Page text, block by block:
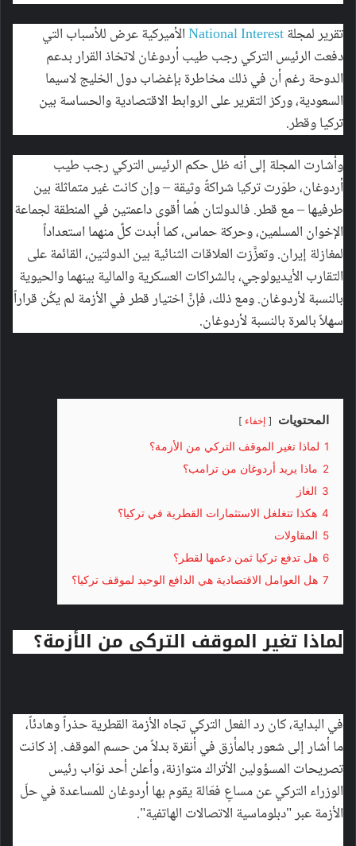
تقرير لمجلةNational Interestالأميركية عرض للأسباب التي
دفعت الرئيس التركي رجب طيب أردوغان لاتخاذ القرار بدعم
الدوحة رغم أن في ذلك مخاطرة بإغضاب دول الخليج لاسيما
السعودية، وركز التقرير على الروابط الاقتصادية والحساسة بين
تركيا وقطر.
وأشارت المجلة إلى أنه ظل حكم الرئيس التركي رجب طيب
أردوغان، طوّرت تركيا شراكةً وثيقة – وإن كانت غير متماثلة بين
طرفيها – مع قطر. فالدولتان هُما أقوى داعمتين في المنطقة لجماعة
الإخوان المسلمين، وحركة حماس، كما أبدت كلٌ منهما استعداداً
لمغازلة إيران. وتعزَّزت العلاقات الثنائية بين الدولتين، القائمة على
التقارب الأيديولوجي، بالشراكات العسكرية والمالية بينهما والحيوية
بالنسبة لأردوغان. ومع ذلك، فإنَّ اختيار قطر في الأزمة لم يكُن قراراً
سهلاً بالمرة بالنسبة لأردوغان.
المحتويات إخفاء
1 لماذا تغير الموقف التركي من الأزمة؟
2 ماذا يريد أردوغان من ترامب؟
3 الغاز
4 هكذا تتغلغل الاستثمارات القطرية في تركيا؟
5 المقاولات
6 هل تدفع تركيا ثمن دعمها لقطر؟
7 هل العوامل الاقتصادية هي الدافع الوحيد لموقف تركيا؟
لماذا تغير الموقف التركي من الأزمة؟
في البداية، كان رد الفعل التركي تجاه الأزمة القطرية حذراً وهادئاً،
ما أشار إلى شعور بالمأزق في أنقرة بدلاً من حسم الموقف. إذ كانت
تصريحات المسؤولين الأتراك متوازنة، وأعلن أحد نوّاب رئيس
الوزراء التركي عن مساعٍ فعّالة يقوم بها أردوغان للمساعدة في حلّ
الأزمة عبر "دبلوماسية الاتصالات الهاتفية".